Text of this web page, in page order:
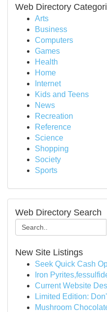
Web Directory
Arts
Business
Computers
Games
Health
Home
Internet
Kids and Teens
News
Recreation
Reference
Science
Shopping
Society
Sports
Web Directory Search
New Site Listings
Seek Quick Cash
Iron
Current Website
Limited Edition:
Mushroom